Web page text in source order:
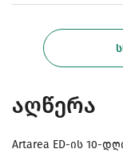
აღწერა
Artarea ED-ის 10-